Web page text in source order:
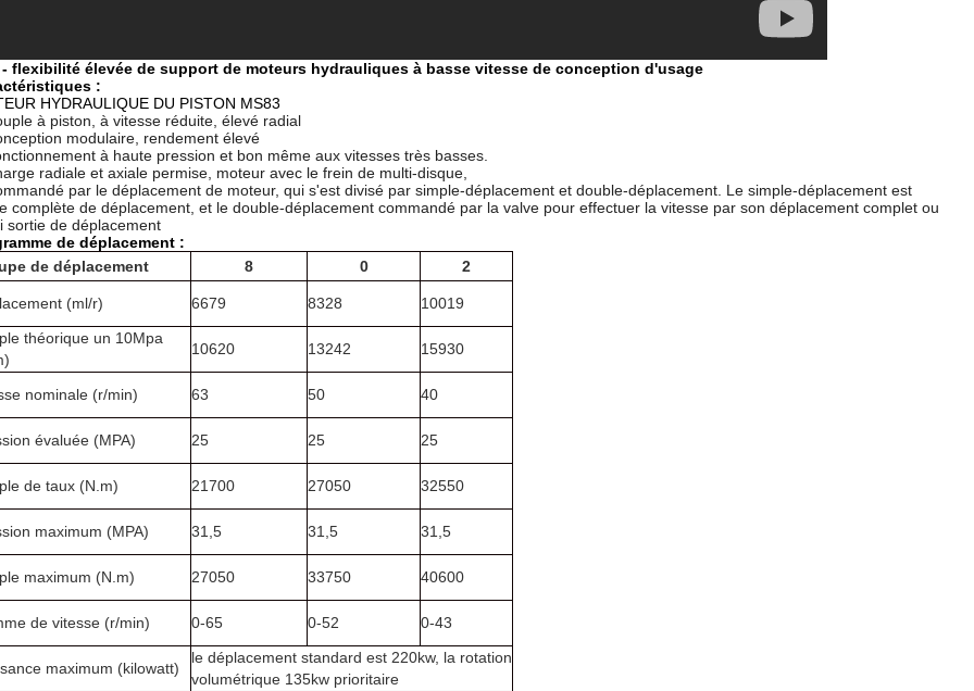
- flexibilité élevée de support de moteurs hydrauliques à basse vitesse de conception d'usage
:
HYDRAULIQUE DU PISTON MS83
à piston, à vitesse réduite, élevé radial
modulaire, rendement élevé
à haute pression et bon même aux vitesses très basses.
radiale et axiale permise, moteur avec le frein de multi-disque,
par le déplacement de moteur, qui s'est divisé par simple-déplacement et double-déplacement. Le simple-déplacement est
complète de déplacement, et le double-déplacement commandé par la valve pour effectuer la vitesse par son déplacement complet ou
sortie de déplacement
de déplacement :
de déplacement
8 0 2
(ml/r) 6679 8328
10019
théorique un 10Mpa
10620 13242 15930
nominale (r/min) 63 50 40
évaluée (MPA) 25 25 25
de taux (N.m) 21700 27050 32550
maximum (MPA) 31,5 31,5 31,5
maximum (N.m) 27050 33750 40600
de vitesse (r/min) 0-65 0-52 0-43
maximum (kilowatt)
le déplacement standard est 220kw, la rotation
volumétrique 135kw prioritaire